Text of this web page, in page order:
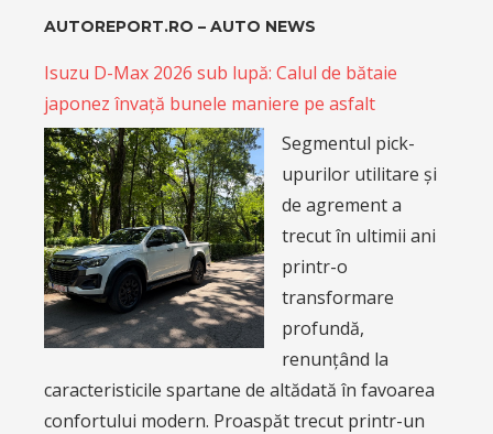
AUTOREPORT.RO – AUTO NEWS
Isuzu D-Max 2026 sub lupă: Calul de bătaie
japonez învață bunele maniere pe asfalt
Segmentul pick-
upurilor utilitare și
de agrement a
trecut în ultimii ani
printr-o
transformare
profundă,
renunțând la
caracteristicile spartane de altădată în favoarea
confortului modern. Proaspăt trecut printr-un